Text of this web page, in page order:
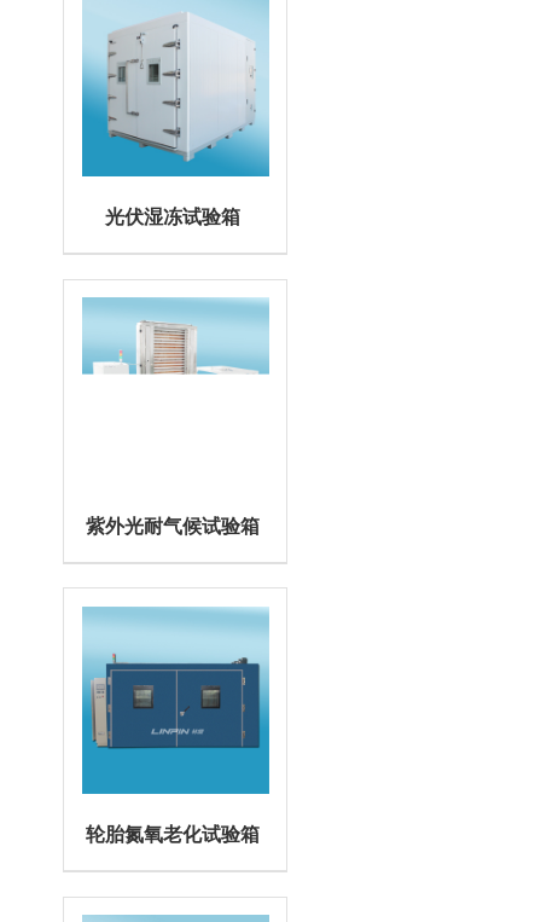
光伏湿冻试验箱
紫外光耐气候试验箱
轮胎氮氧老化试验箱